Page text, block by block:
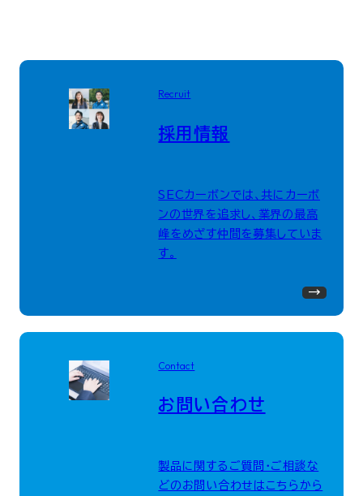
Recruit
採用情報
SECカーボンでは、共にカーボ
ンの世界を追求し、業界の最高
峰をめざす仲間を募集していま
す。
Contact
お問い合わせ
製品に関するご質問・ご相談な
どのお問い合わせはこちらから